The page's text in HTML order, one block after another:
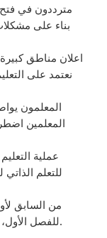
بناء على
نعتمد على
المعلمين
للتعلم
للفصل الأول، ولدينا اجتماع مع إدارة الوكالة للتقييم.